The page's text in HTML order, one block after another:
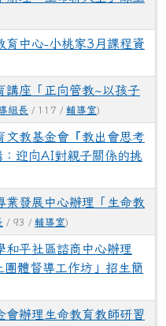
講座「正向管教~以孩子
組長/ 117 /輔導室)
文教基金會『教出會思考
迎向AI對親子關係的挑
業發展中心辦理「生命教
/ 93 /輔導室)
和平社區諮商中心辦理
體督導工作坊」招生簡
辦理生命教育教師研習
天」 (輔導組長/ 142 /輔導
加油站學生心理關懷平